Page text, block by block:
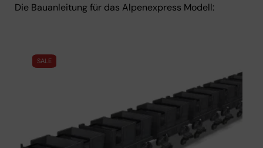
Die Bauanleitung für das Alpenexpress Modell:
SALE